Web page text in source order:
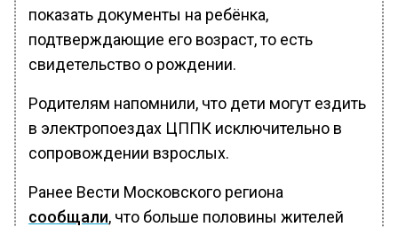
показать документы на ребёнка,
подтверждающие его возраст, то есть
свидетельство о рождении.
Родителям напомнили, что дети могут ездить
в электропоездах ЦППК исключительно в
сопровождении взрослых.
Ранее Вести Московского региона
сообщали, что больше половины жителей